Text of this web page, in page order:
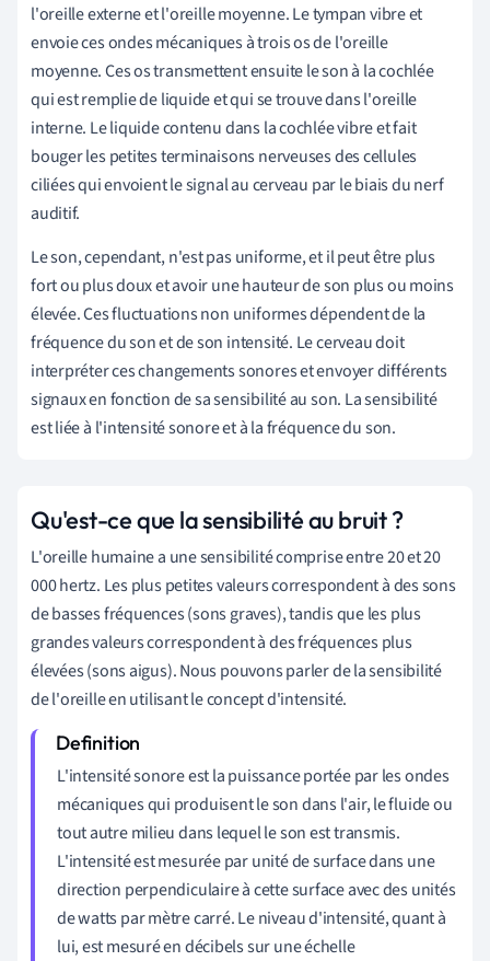
l'oreille externe et l'oreille moyenne. Le tympan vibre et
envoie ces ondes mécaniques à trois os de l'oreille
moyenne. Ces os transmettent ensuite le son à la cochlée
qui est remplie de liquide et qui se trouve dans l'oreille
interne. Le liquide contenu dans la cochlée vibre et fait
bouger les petites terminaisons nerveuses des cellules
ciliées qui envoient le signal au cerveau par le biais du nerf
auditif.
Le son, cependant, n'est pas uniforme, et il peut être plus
fort ou plus doux et avoir une hauteur de son plus ou moins
élevée. Ces fluctuations non uniformes dépendent de la
fréquence du son et de son intensité. Le cerveau doit
interpréter ces changements sonores et envoyer différents
signaux en fonction de sa sensibilité au son. La sensibilité
est liée à l'intensité sonore et à la fréquence du son.
Qu'est-ce que la sensibilité au bruit ?
L'oreille humaine a une sensibilité comprise entre 20 et 20
000 hertz. Les plus petites valeurs correspondent à des sons
de basses fréquences (sons graves), tandis que les plus
grandes valeurs correspondent à des fréquences plus
élevées (sons aigus). Nous pouvons parler de la sensibilité
de l'oreille en utilisant le concept d'intensité.
L'intensité sonore est la puissance portée par les ondes
mécaniques qui produisent le son dans l'air, le fluide ou
tout autre milieu dans lequel le son est transmis.
L'intensité est mesurée par unité de surface dans une
direction perpendiculaire à cette surface avec des unités
de watts par mètre carré. Le niveau d'intensité, quant à
lui, est mesuré en décibels sur une échelle